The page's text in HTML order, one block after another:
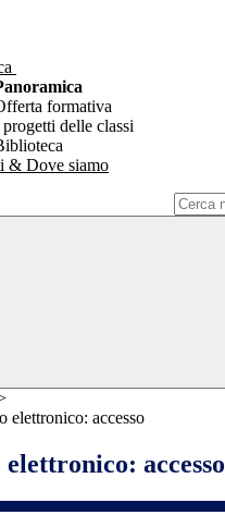
formativa
delle classi
& Dove siamo
elettronico: accesso
accesso